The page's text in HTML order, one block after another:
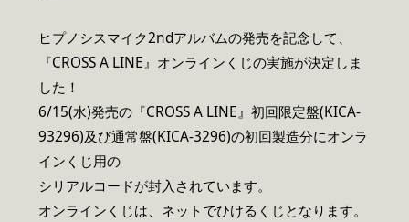
ヒプノシスマイク2ndアルバムの発売を記念して、
『CROSS A LINE』オンラインくじの実施が決定しま
した！
6/15(水)発売の『CROSS A LINE』初回限定盤(KICA-
93296)及び通常盤(KICA-3296)の初回製造分にオンラ
インくじ用の
シリアルコードが封入されています。
オンラインくじは、ネットでひけるくじとなります。